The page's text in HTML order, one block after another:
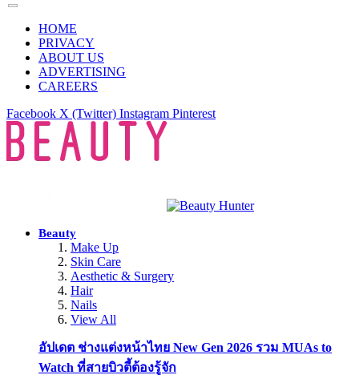
HOME
PRIVACY
ABOUT US
ADVERTISING
CAREERS
Facebook X (Twitter) Instagram Pinterest
Beauty
Make Up
Skin Care
Aesthetic & Surgery
Hair
Nails
View All
อัปเดต ช่างแต่งหน้าไทย New Gen 2026 รวม MUAs to
Watch ที่สายบิวตี้ต้องรู้จัก